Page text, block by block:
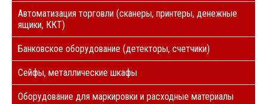
Автоматизация торговли (сканеры, принтеры, денежные
ящики, ККТ)
Банковское оборудование (детекторы, счетчики)
Сейфы, металлические шкафы
Оборудование для маркировки и расходные материалы